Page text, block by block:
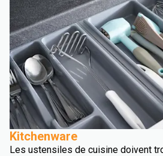
Kitchenware
Les ustensiles de cuisine doivent